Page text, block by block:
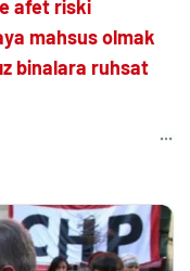
afet riski
mahsus olmak
binalara ruhsat